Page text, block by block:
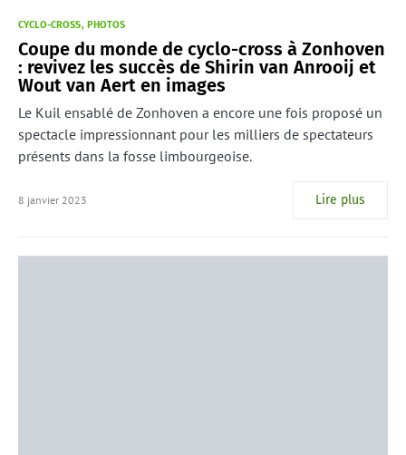
CYCLO-CROSS PHOTOS
Coupe du monde de cyclo-cross à Zonhoven
: revivez les succès de Shirin van Anrooij et
Wout van Aert en images
Le Kuil ensablé de Zonhoven a encore une fois proposé un
spectacle impressionnant pour les milliers de spectateurs
présents dans la fosse limbourgeoise.
8 janvier 2023 Lire plus